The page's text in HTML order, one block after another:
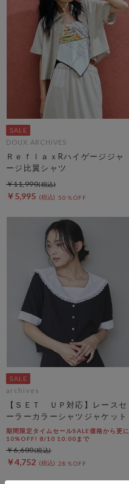
DOUX ARCHIVES
ＲｅｆｌａｘRハイゲージジャ
ージ比翼シャツ
￥5,995 50％OFF
￥11,990
archives
【ＳＥＴ ＵＰ対応】レースセ
ーラーカラーシャツジャケット
期間限定タイムセールSALE価格から更に
10%OFF! 8/10 10:00まで
￥4,752 28％OFF
￥6,600